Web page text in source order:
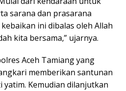
sarana dan prasarana
ini dibalas oleh Allah
kita bersama,” ujarnya.
Aceh Tamiang yang
memberikan santunan
Kemudian dilanjutkan